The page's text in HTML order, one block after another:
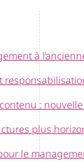
à
:
plus
le